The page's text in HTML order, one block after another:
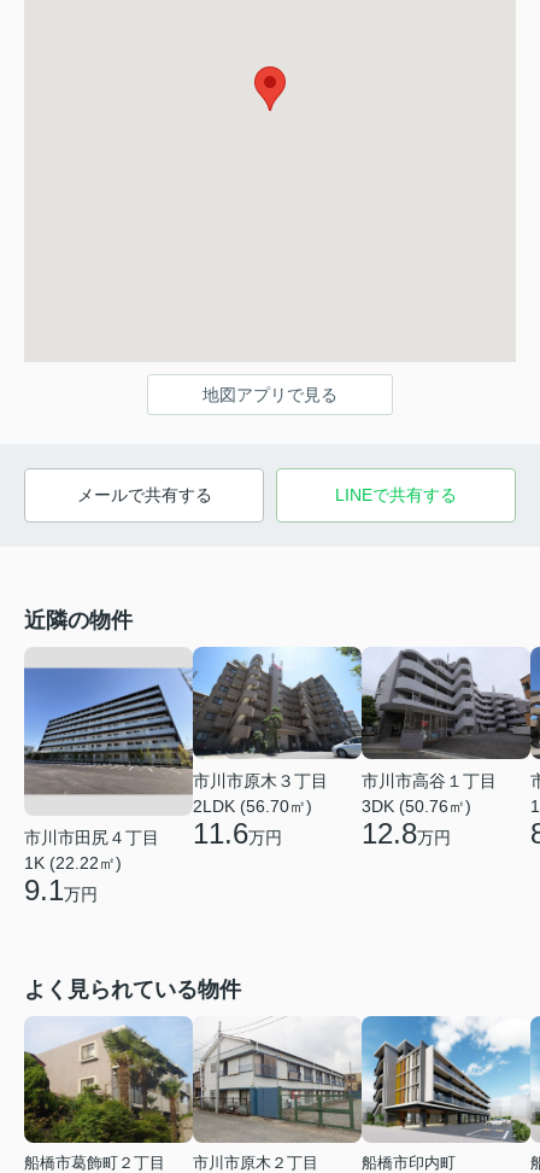
地図アプリで見る
メールで共有する LINEで共有する
近隣の物件
市川市田尻４丁目
1K (22.22㎡)
9.1万円
市川市原木３丁目
2LDK (56.70㎡)
11.6万円
市川市高谷１丁目
3DK (50.76㎡)
12.8万円
よく見られている物件
船橋市葛飾町２丁目
市川市原木２丁目
船橋市印内町